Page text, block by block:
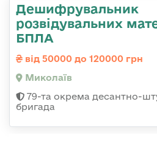
Дешифрувальник
розвідувальних
БПЛА
від 50000 до 120000 грн
Миколаїв
79-та окрема десантно-
бригада